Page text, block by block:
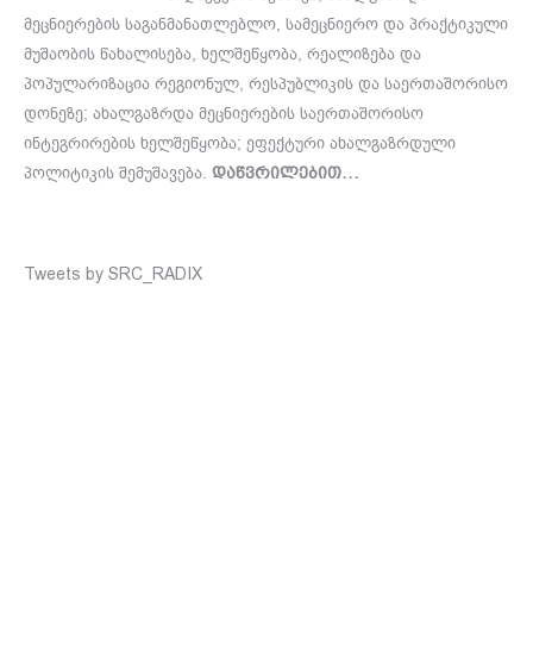
მეცნიერების საგანმანათლებლო, სამეცნიერო და პრაქტიკული
მუშაობის წახალისება, ხელშეწყობა, რეალიზება და
პოპულარიზაცია რეგიონულ, რესპუბლიკის და საერთაშორისო
დონეზე; ახალგაზრდა მეცნიერების საერთაშორისო
ინტეგრირების ხელშეწყობა; ეფექტური ახალგაზრდული
პოლიტიკის შემუშავება. დაწვრილებით…
Tweets by SRC_RADIX